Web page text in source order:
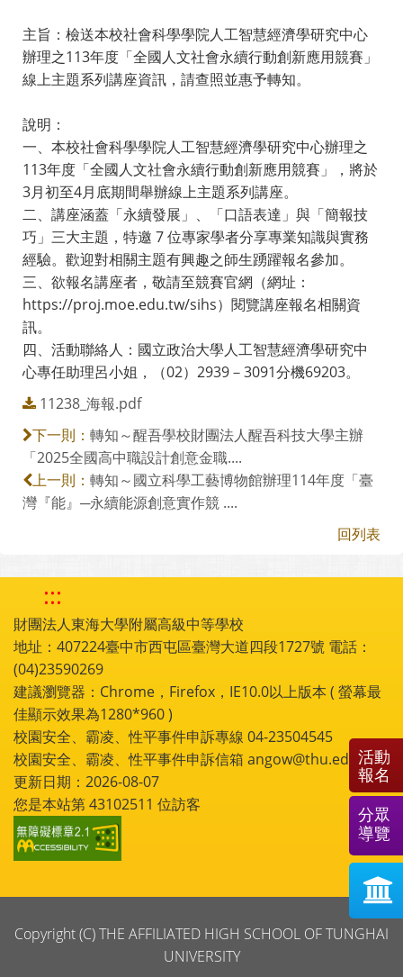
主旨：檢送本校社會科學學院人工智慧經濟學研究中心
辦理之113年度「全國人文社會永續行動創新應用競賽」
線上主題系列講座資訊，請查照並惠予轉知。
說明：
一、本校社會科學學院人工智慧經濟學研究中心辦理之
113年度「全國人文社會永續行動創新應用競賽」，將於
3月初至4月底期間舉辦線上主題系列講座。
二、講座涵蓋「永續發展」、「口語表達」與「簡報技
巧」三大主題，特邀 7 位專家學者分享專業知識與實務
經驗。歡迎對相關主題有興趣之師生踴躍報名參加。
三、欲報名講座者，敬請至競賽官網（網址：
https://proj.moe.edu.tw/sihs）閱覽講座報名相關資
訊。
四、活動聯絡人：國立政治大學人工智慧經濟學研究中
心專任助理呂小姐，（02）2939－3091分機69203。
11238_海報.pdf
下一則： 轉知～醒吾學校財團法人醒吾科技大學主辦
「2025全國高中職設計創意金職....
上一則： 轉知～國立科學工藝博物館辦理114年度「臺
灣『能』─永續能源創意實作競 ....
回列表
:::
財團法人東海大學附屬高級中等學校
地址：407224臺中市西屯區臺灣大道四段1727號 電話：
(04)23590269
建議瀏覽器：Chrome，Firefox，IE10.0以上版本 ( 螢幕最
佳顯示效果為1280*960 )
校園安全、霸凌、性平事件申訴專線 04-23504545
校園安全、霸凌、性平事件申訴信箱 angow@thu.edu.tw
更新日期：2026-08-07
您是本站第43102511 位訪客
Copyright (C) THE AFFILIATED HIGH SCHOOL OF TUNGHAI
UNIVERSITY
活動
報名
分眾
導覽